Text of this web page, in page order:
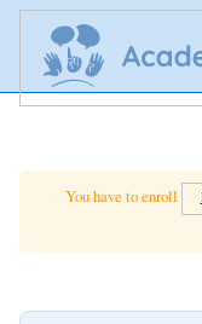
You have to enroll